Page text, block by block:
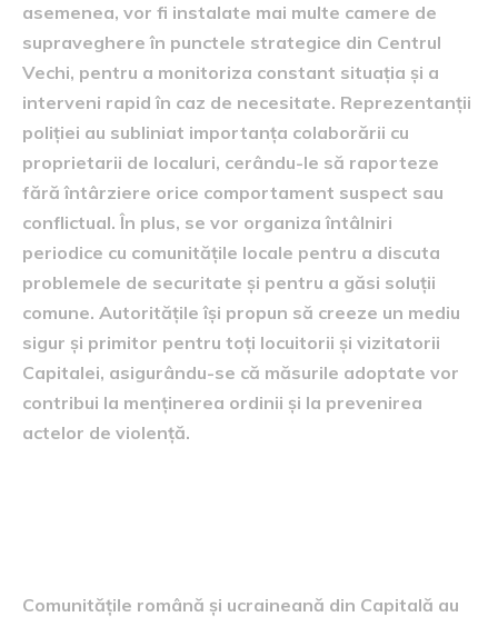
asemenea, vor fi instalate mai multe camere de
supraveghere în punctele strategice din Centrul
Vechi, pentru a monitoriza constant situația și a
interveni rapid în caz de necesitate. Reprezentanții
poliției au subliniat importanța colaborării cu
proprietarii de localuri, cerându-le să raporteze
fără întârziere orice comportament suspect sau
conflictual. În plus, se vor organiza întâlniri
periodice cu comunitățile locale pentru a discuta
problemele de securitate și pentru a găsi soluții
comune. Autoritățile își propun să creeze un mediu
sigur și primitor pentru toți locuitorii și vizitatorii
Capitalei, asigurându-se că măsurile adoptate vor
contribui la menținerea ordinii și la prevenirea
actelor de violență.
Comunitățile română și ucraineană din Capitală au